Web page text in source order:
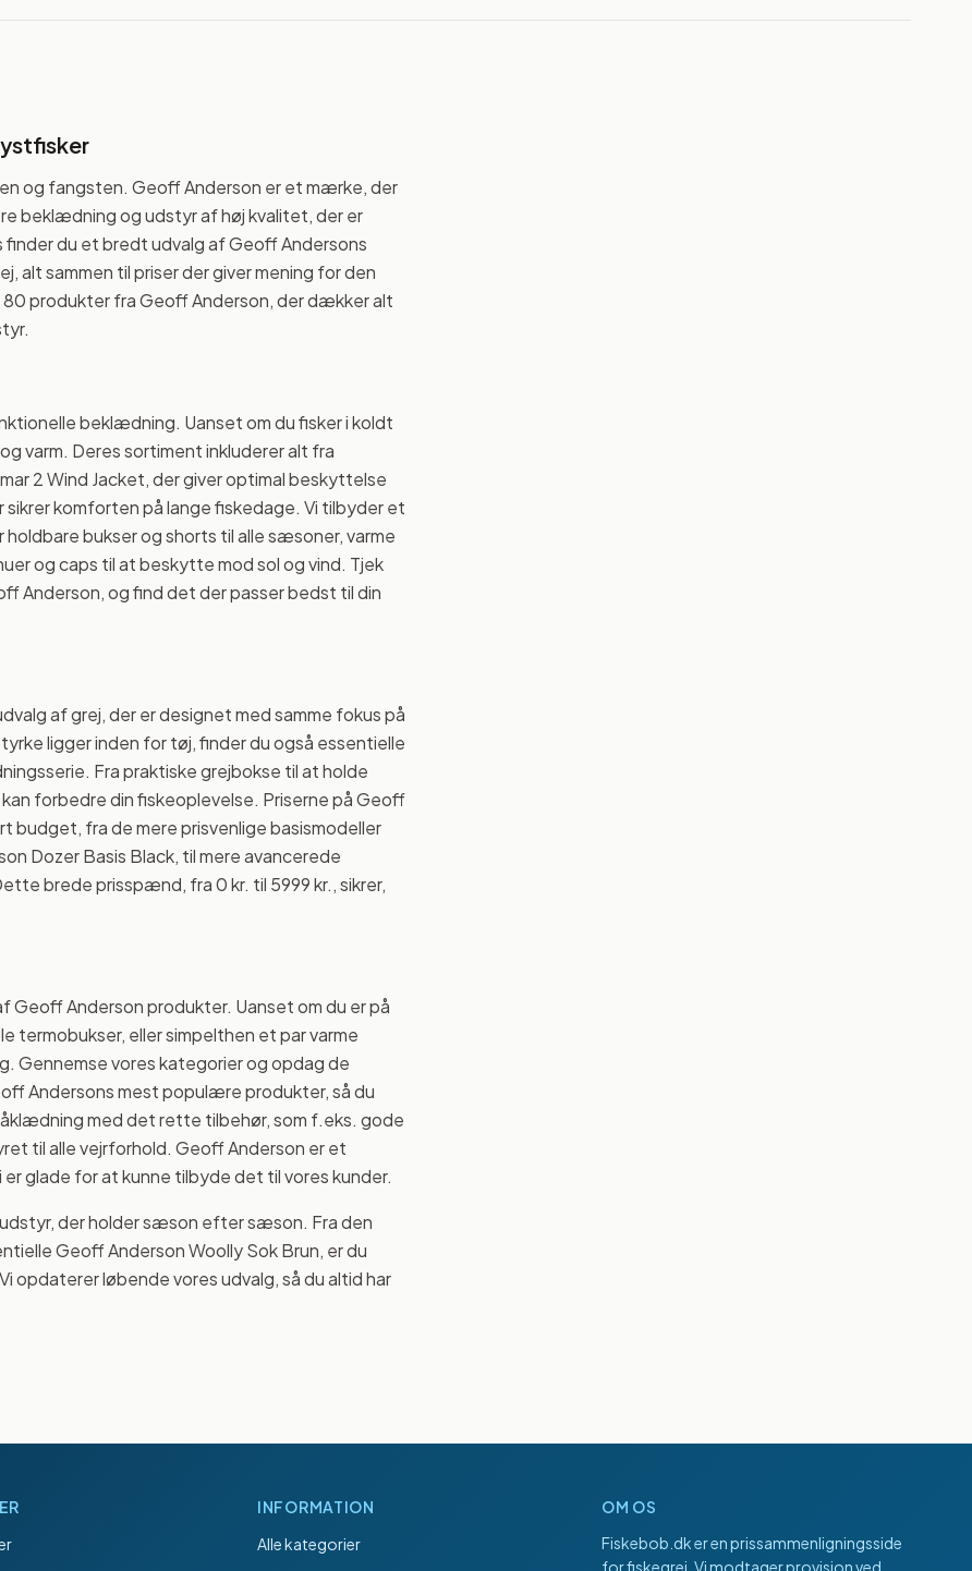
og fangsten. Geoff Anderson er et mærke, der
beklædning og udstyr af høj kvalitet, der er
du et bredt udvalg af Geoff Andersons
sammen til priser der giver mening for den
produkter fra Geoff Anderson, der dækker alt
beklædning. Uanset om du fisker i koldt
varm. Deres sortiment inkluderer alt fra
2 Wind Jacket, der giver optimal beskyttelse
komforten på lange fiskedage. Vi tilbyder et
bukser og shorts til alle sæsoner, varme
og caps til at beskytte mod sol og vind. Tjek
Anderson, og find det der passer bedst til din
af grej, der er designet med samme fokus på
ligger inden for tøj, finder du også essentielle
Fra praktiske grejbokse til at holde
forbedre din fiskeoplevelse. Priserne på Geoff
budget, fra de mere prisvenlige basismodeller
Dozer Basis Black, til mere avancerede
brede prisspænd, fra 0 kr. til 5999 kr., sikrer,
Anderson produkter. Uanset om du er på
eller simpelthen et par varme
Gennemse vores kategorier og opdag de
Andersons mest populære produkter, så du
med det rette tilbehør, som f.eks. gode
til alle vejrforhold. Geoff Anderson er et
glade for at kunne tilbyde det til vores kunder.
der holder sæson efter sæson. Fra den
Geoff Anderson Woolly Sok Brun, er du
opdaterer løbende vores udvalg, så du altid har
INFORMATION
Alle kategorier
OM OS
Fiskebob.dker en prissammenligningsside
for fiskegrej. Vi modtager provision ved